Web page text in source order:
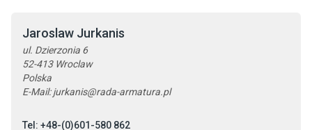
Jaroslaw Jurkanis
ul. Dzierzonia 6
52-413 Wroclaw
Polska
E-Mail:jurkanis@rada-armatura.pl
Tel: +48-(0)601-580 862